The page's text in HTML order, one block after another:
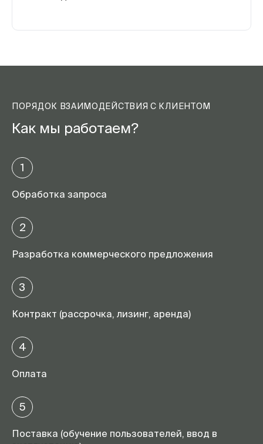
ПОРЯДОК ВЗАИМОДЕЙСТВИЯ С КЛИЕНТОМ
Как мы работаем?
1
Обработка запроса
2
Разработка коммерческого предложения
3
Контракт (рассрочка, лизинг, аренда)
4
Оплата
5
Поставка (обучение пользователей, ввод в